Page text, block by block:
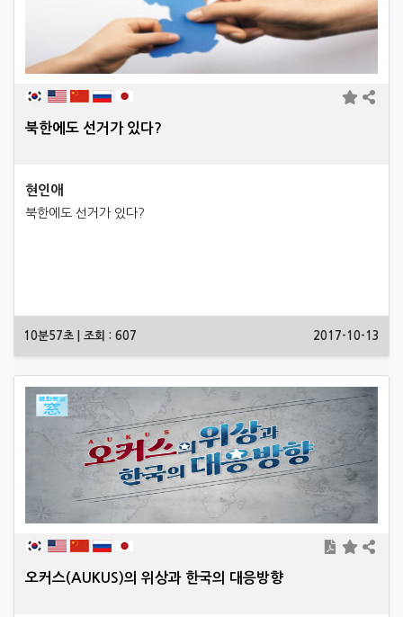
북한에도 선거가 있다?
현인애
북한에도 선거가 있다?
10분57초 | 조회 : 607 2017-10-13
오커스(AUKUS)의 위상과 한국의 대응방향